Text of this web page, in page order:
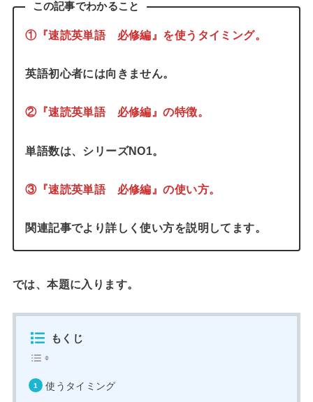
この記事でわかること
①『速読英単語 必修編』を使うタイミング。
英語初心者には向きません。
②『速読英単語 必修編』の特徴。
単語数は、シリーズNO1。
③『速読英単語 必修編』の使い方。
関連記事でより詳しく使い方を説明してます。
では、本題に入ります。
もくじ
使うタイミング